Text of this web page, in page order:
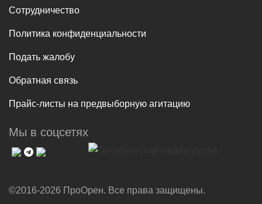
Сотрудничество
Политика конфиденциальности
Подать жалобу
Обратная связь
Прайс-листы на предвыборную агитацию
Мы в соцсетях
©2016-2026 ПроОрен. Все права защищены.